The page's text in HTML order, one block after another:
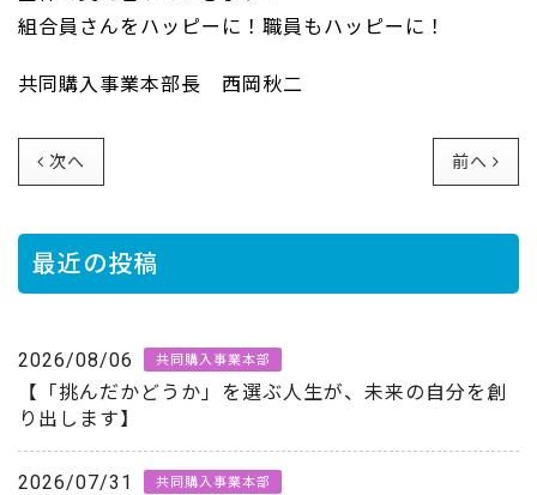
組合員さんをハッピーに！職員もハッピーに！
共同購入事業本部長 西岡秋二
次へ 前へ
最近の投稿
2026/08/06 共同購入事業本部
【「挑んだかどうか」を選ぶ人生が、未来の自分を創
り出します】
2026/07/31 共同購入事業本部